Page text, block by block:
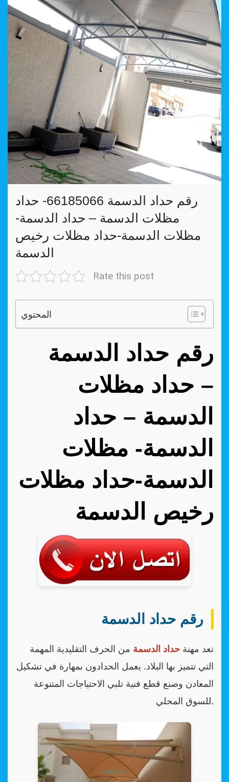
رقم حداد الدسمة 66185066- حداد
مظلات الدسمة – حداد الدسمة-
مظلات الدسمة-حداد مظلات رخيص
الدسمة
Rate this post
المحتوي
– حداد مظلات
الدسمة – حداد
الدسمة- مظلات
الدسمة-حداد مظلات
رخيص الدسمة
رقم حداد الدسمة
تعد مهنة حداد الدسمة من الحرف التقليدية المهمة
التي تتميز بها البلاد. يعمل الحدادون بمهارة في تشكيل
المعادن وصنع قطع فنية تلبي الاحتياجات المتنوعة
للسوق المحلي.